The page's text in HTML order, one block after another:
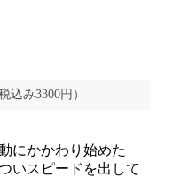
込み3300円）
にかかわり始めた
いスピードを出して